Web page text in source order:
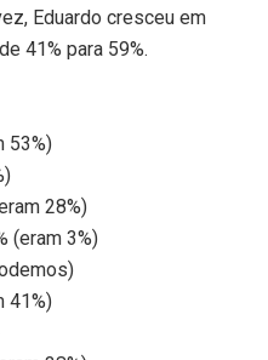
Eduardo cresceu em
41% para 59%.
53%)
28%)
(eram 3%)
41%)